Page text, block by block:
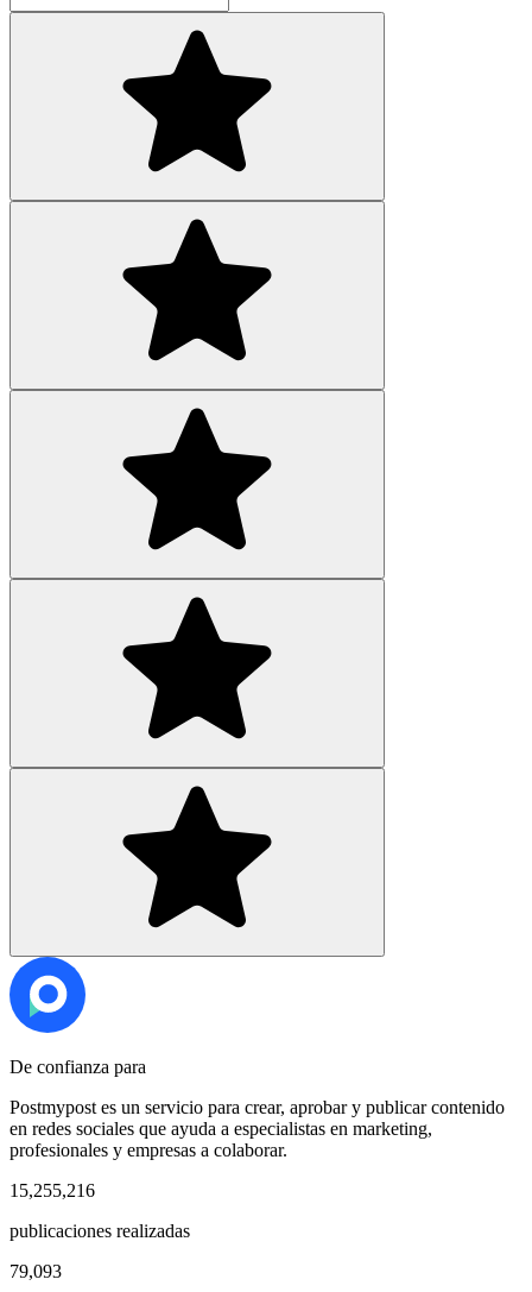
De confianza para
Postmypost es un servicio para crear, aprobar y publicar contenido
en redes sociales que ayuda a especialistas en marketing,
profesionales y empresas a colaborar.
15,255,216
publicaciones realizadas
79,093